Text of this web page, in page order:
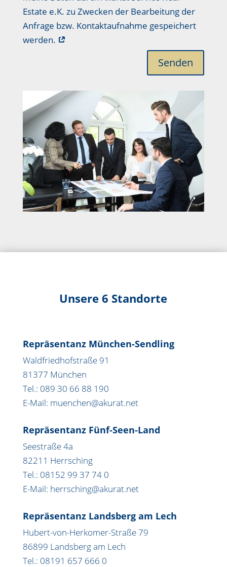
Estate e.K. zu Zwecken der Bearbeitung der
Anfrage bzw. Kontaktaufnahme gespeichert
werden.
Senden
Unsere 6 Standorte
Repräsentanz München-Sendling
Waldfriedhofstraße 91
81377 München
Tel.: 089 30 66 88 190
E-Mail: muenchen@akurat.net
Repräsentanz Fünf-Seen-Land
Seestraße 4a
82211 Herrsching
Tel.: 08152 99 37 74 0
E-Mail: herrsching@akurat.net
Repräsentanz Landsberg am Lech
Hubert-von-Herkomer-Straße 79
86899 Landsberg am Lech
Tel.: 08191 657 666 0